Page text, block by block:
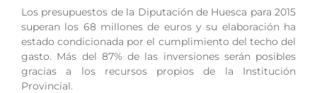
Los presupuestos de la Diputación de Huesca para 2015
superan los 68 millones de euros y su elaboración ha
estado condicionada por el cumplimiento del techo del
gasto. Más del 87% de las inversiones serán posibles
gracias a los recursos propios de la Institución
Provincial.